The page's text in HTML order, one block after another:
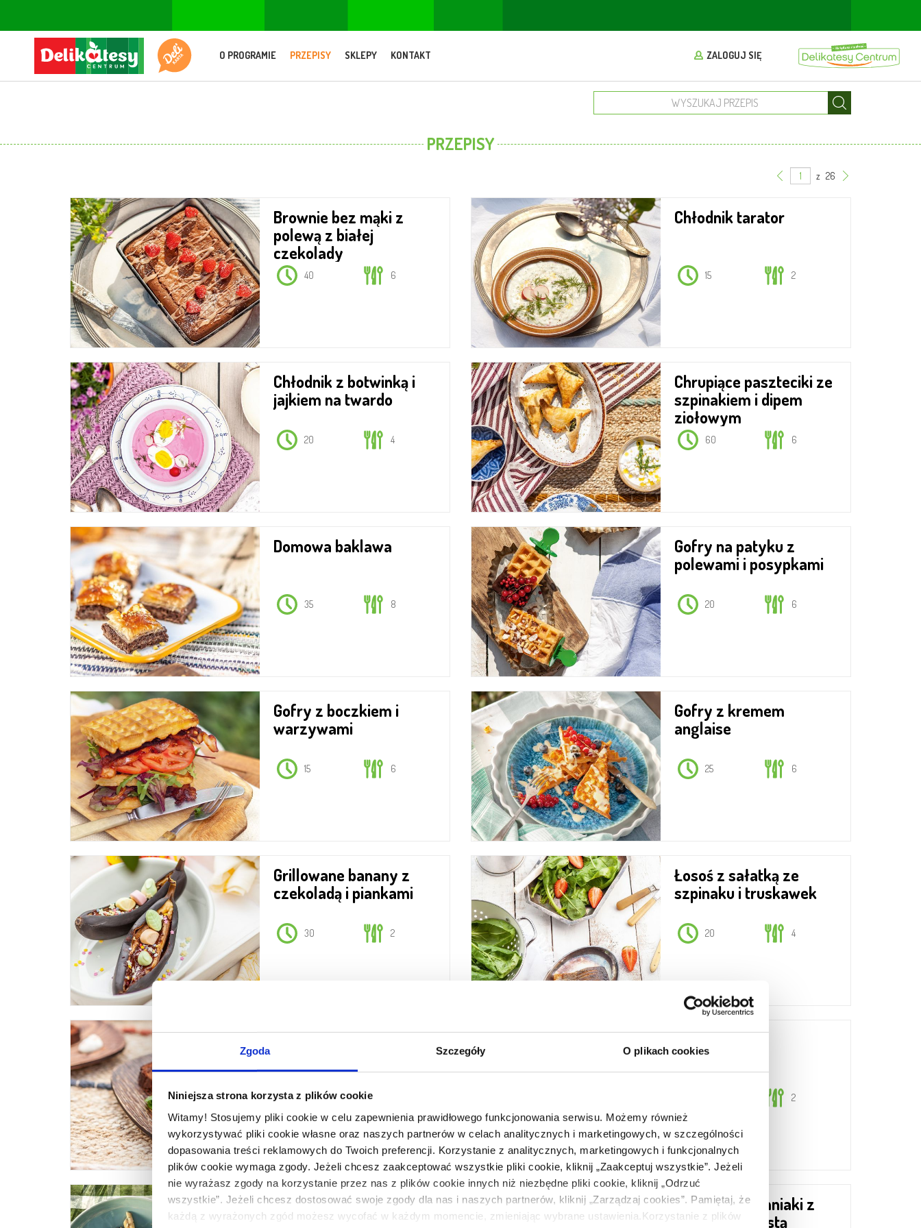
Zgoda Szczegóły O plikach cookies
Niniejsza strona korzysta z plików cookie
Witamy! Stosujemy pliki cookie w celu zapewnienia prawidłowego funkcjonowania serwisu. Możemy również
wykorzystywać pliki cookie własne oraz naszych partnerów w celach analitycznych i marketingowych, w szczególności
dopasowania treści reklamowych do Twoich preferencji. Korzystanie z analitycznych, marketingowych i funkcjonalnych
plików cookie wymaga zgody. Jeżeli chcesz zaakceptować wszystkie pliki cookie, kliknij „Zaakceptuj wszystkie”. Jeżeli
nie wyrażasz zgody na korzystanie przez nas z plików cookie innych niż niezbędne pliki cookie, kliknij „Odrzuć
wszystkie”. Jeżeli chcesz dostosować swoje zgody dla nas i naszych partnerów, kliknij „Zarządzaj cookies”. Pamiętaj, że
każdą z wyrażonych zgód możesz wycofać w każdym momencie, zmieniając wybrane ustawienia.Korzystanie z plików
O PROGRAMIE PRZEPISY SKLEPY KONTAKT ZALOGUJ SIĘ
PRZEPISY
z 26
Brownie bez mąki z
polewą z białej
czekolady
40 6
Chłodnik tarator
15 2
Chłodnik z botwinką i
jajkiem na twardo
20 4
Chrupiące paszteciki ze
szpinakiem i dipem
ziołowym
60 6
Domowa baklawa
35 8
Gofry na patyku z
polewami i posypkami
20 6
Gofry z boczkiem i
warzywami
15 6
Gofry z kremem
anglaise
25 6
Grillowane banany z
czekoladą i piankami
30 2
Łosoś z sałatką ze
szpinaku i truskawek
20 4
Meksykańskie ciasto
45
Peanut shake
2
Penne z ragu bianco z
rozmarynem
Pieczone ziemniaki z
duszoną kapustą